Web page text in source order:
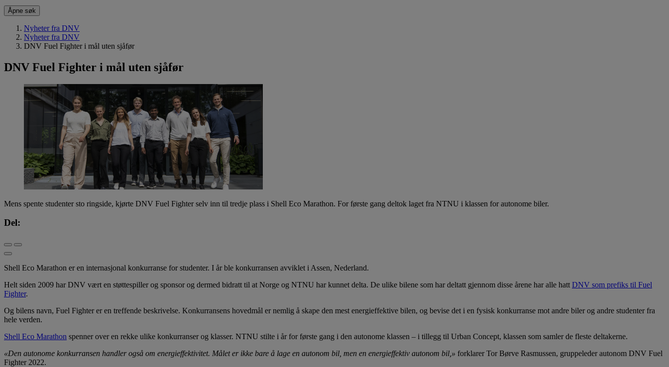
Åpne søk
Nyheter fra DNV
Nyheter fra DNV
DNV Fuel Fighter i mål uten sjåfør
DNV Fuel Fighter i mål uten sjåfør
Mens spente studenter sto ringside, kjørte DNV Fuel Fighter selv inn til tredje plass i Shell Eco Marathon. For første gang deltok laget fra NTNU i klassen for autonome biler.
Del:
Shell Eco Marathon er en internasjonal konkurranse for studenter. I år ble konkurransen avviklet i Assen, Nederland.
Helt siden 2009 har DNV vært en støttespiller og sponsor og dermed bidratt til at Norge og NTNU har kunnet delta. De ulike bilene som har deltatt gjennom disse årene har alle hatt DNV som prefiks til Fuel
Fighter.
Og bilens navn, Fuel Fighter er en treffende beskrivelse. Konkurransens hovedmål er nemlig å skape den mest energieffektive bilen, og bevise det i en fysisk konkurranse mot andre biler og andre studenter fra
hele verden.
Shell Eco Marathon spenner over en rekke ulike konkurranser og klasser. NTNU stilte i år for første gang i den autonome klassen – i tillegg til Urban Concept, klassen som samler de fleste deltakerne.
«Den autonome konkurransen handler også om energieffektivitet. Målet er ikke bare å lage en autonom bil, men en energieffektiv autonom bil,» forklarer Tor Børve Rasmussen, gruppeleder autonom DNV Fuel
Fighter 2022.